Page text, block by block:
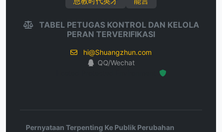
TABEL PETUGAS KONTROL DAN KELOLA
PERAN TERVERIFIKASI
hi@Shuangzhun.com
QQ/Wechat
Pernyataan Terpenting Ke Publik Perubahan